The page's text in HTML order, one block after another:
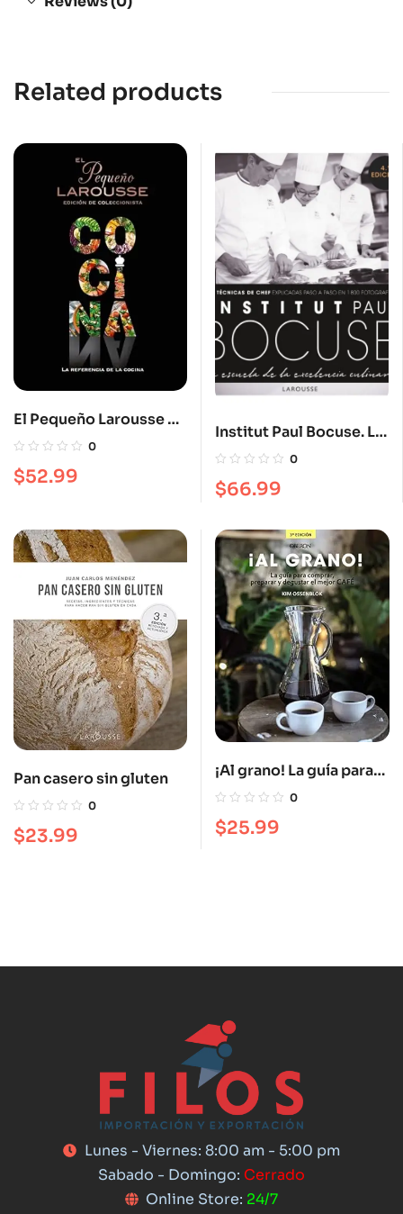
Related products
El Pequeño Larousse de
la cocina: La referencia
0
$52.99
Institut Paul Bocuse. La
escuela de la
0
$66.99
Pan casero sin gluten
0
$23.99
¡Al grano! La guía para
comprar, preparar y
0
$25.99
Lunes - Viernes: 8:00 am - 5:00 pm
Sabado - Domingo: Cerrado
Online Store: 24/7